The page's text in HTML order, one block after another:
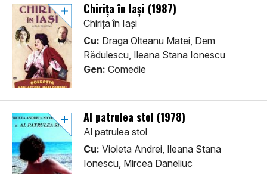
Chirița în Iași (1987)
Chirița în Iași
Cu: Draga Olteanu Matei, Dem
Rădulescu, Ileana Stana Ionescu
Gen: Comedie
Al patrulea stol (1978)
Al patrulea stol
Cu: Violeta Andrei, Ileana Stana
Ionescu, Mircea Daneliuc